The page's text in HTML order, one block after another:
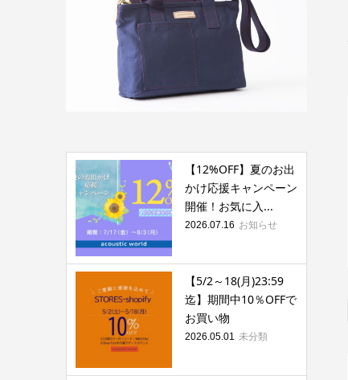
【12%OFF】夏のお出
かけ応援キャンペーン
開催！お気に入...
2026.07.16 お知らせ
【5/2～18(月)23:59
迄】期間中10％OFFで
お買い物
2026.05.01 未分類